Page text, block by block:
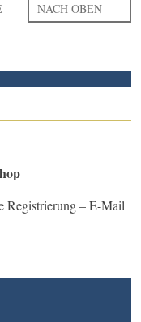
NACH OBEN
Registrierung – E-Mail